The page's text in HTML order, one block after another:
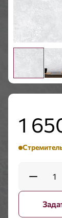
1
1